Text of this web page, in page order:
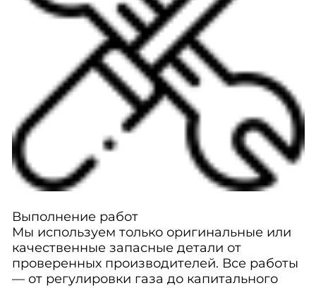
Выполнение работ
Мы используем только оригинальные или
качественные запасные детали от
проверенных производителей. Все работы
— от регулировки газа до капитального